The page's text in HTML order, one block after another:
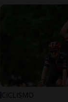
CICLISMO